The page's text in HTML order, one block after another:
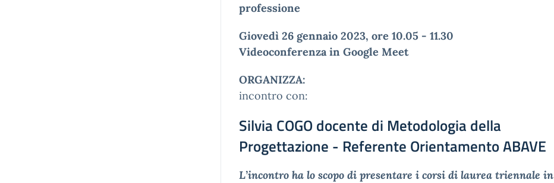
professione
Giovedì 26 gennaio 2023, ore 10.05 - 11.30
Videoconferenza in Google Meet
ORGANIZZA:
incontro con:
Silvia COGOdocente di Metodologia della
Progettazione - Referente Orientamento ABAVE
L’incontro ha lo scopo di presentare i corsi di laurea triennale in